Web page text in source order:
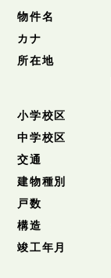
物件名
カナ
所在地
小学校区
中学校区
交通
建物種別
戸数
構造
竣工年月